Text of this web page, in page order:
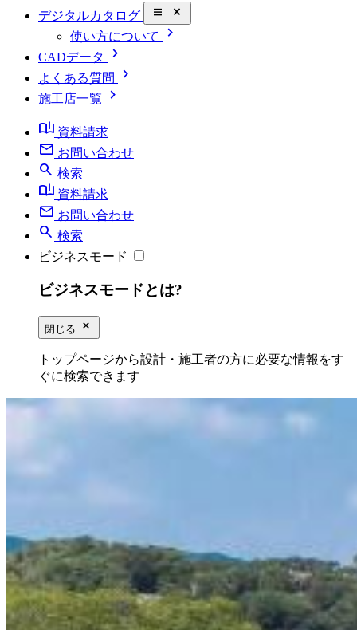
デジタルカタログ close_small
使い方について chevron_right
CADデータ chevron_right
よくある質問 chevron_right
施工店一覧
chevron_right
book_ribbon 資料請求
mail お問い合わせ
search 検索
book_ribbon 資料請求
mail お問い合わせ
search 検索
ビジネスモード
ビジネスモードとは?
閉じる close_small
トップページから設計・施工者の方に必要な情報をす
ぐに検索できます